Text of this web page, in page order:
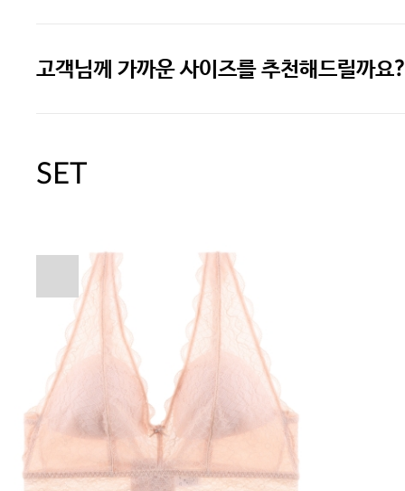
[썸머블프] 1만원 할인 쿠폰(8.1~31)
고객님께 가까운 사이즈를 추천해드릴까요?
SET